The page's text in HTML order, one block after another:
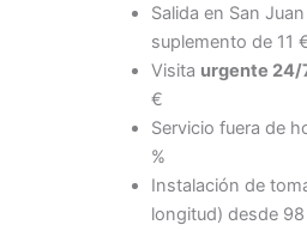
Salida en San
suplemento de 11
Visita urgente 24/
€
Servicio fuera de
%
Instalación de
longitud) desde